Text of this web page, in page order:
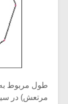
طول مربوط